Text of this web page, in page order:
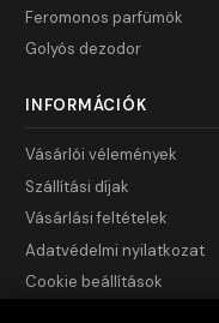
Feromonos parfümök
Golyós dezodor
INFORMÁCIÓK
Vásárlói vélemények
Szállítási díjak
Vásárlási feltételek
Adatvédelmi nyilatkozat
Cookie beállítások